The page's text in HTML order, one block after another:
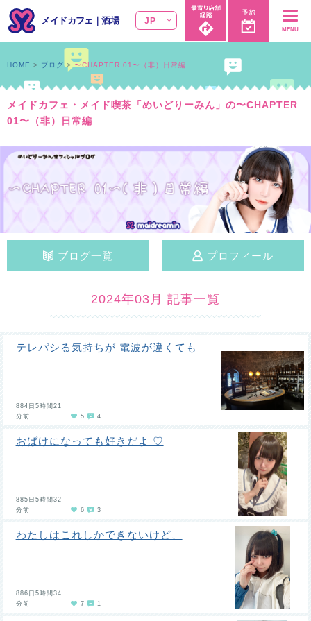
メイドカフェ ｜酒場 JP
MENU
メイドカフェ・メイド喫茶「めいどりーみん」の〜CHAPTER
01〜（非）日常編
HOME ブログ 〜CHAPTER 01〜（非）日常編
ブログ一覧 プロフィール
2024年03月 記事一覧
テレパシる気持ちが 電波が違くても
884日5時間21
分前
5 4
おばけになっても好きだよ ♡
885日5時間32
分前
6 3
わたしはこれしかできないけど、
886日5時間34
分前
7 1